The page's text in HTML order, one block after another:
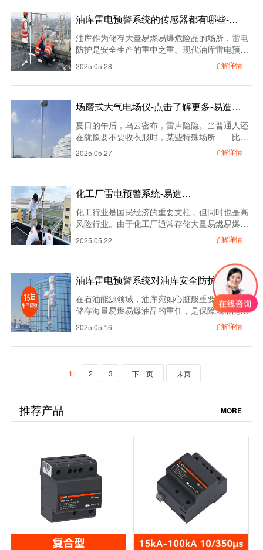
那道守护生命的"电子防线"！…
油库雷电预警系统的传感器都有哪些-点
击查看-易造…
油库作为储存大量易燃易爆危险品的场所，雷电
防护是安全生产的重中之重。现代油库雷电预警
系统通过布设雷电预警传感器，实现对雷电活动
的全方位监测，为油库安全运营提供可靠保障。
目前市场上常用的雷电预警系统传感器有：
位系统和多普勒雷达等雷暴探测传感器。
…
2025.05.28 了解详情
场磨式大气电场仪-点击了解更多-易造…
​夏日的午后，乌云密布，雷声隐隐。当普通人还
在犹豫要不要收衣服时，某些特殊场所——比如
化工厂、机场、高压变电站——早已进入戒备状
态。他们的"秘密武器"，是一台不起眼的设备，
场磨式大气电场仪。…
2025.05.27 了解详情
化工厂雷电预警系统-易造…
化工行业是国民经济的重要支柱，但同时也是高
风险行业。由于化工厂通常存储大量易燃易爆物
质，一旦遭遇雷击，可能引发火灾、爆炸甚至连
锁事故，造成巨大经济损失和人员伤亡。据统
计，全球每年因雷电引发的化工事故损失高达数
2025.05.22 了解详情
油库雷电预警系统对油库安全防护到底
有多重要-易造…
在石油能源领域，油库宛如心脏般重要，承担着
储存海量易燃易爆油品的重任，是保障城市能源
供应的关键枢纽。然而，大自然的“高压杀手”—
雷电，却时刻威胁着油库的安全，一次雷击就可
能引发无法挽回的火灾或爆炸事故，让多年积累
运而生，凭借前沿科技为油库构建起坚固的安全
堡垒。…
2025.05.16 了解详情
1 2 3 下一页 末页
推荐产品 MORE